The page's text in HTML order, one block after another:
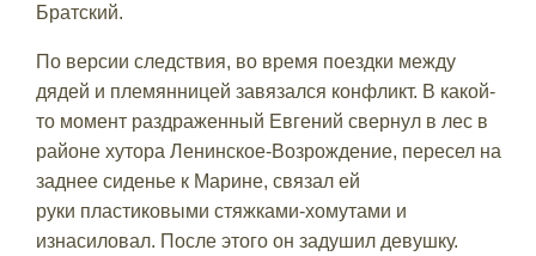
Братский.
По версии следствия, во время поездки между
дядей и племянницей завязался конфликт. В какой-
то момент раздраженный Евгений свернул в лес в
районе хутора Ленинское-Возрождение, пересел на
заднее сиденье к Марине, связал ей
руки пластиковыми стяжками-хомутами и
изнасиловал. После этого он задушил девушку.